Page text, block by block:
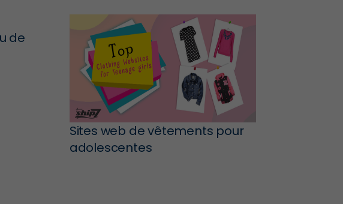
de
Sites web de vêtements pour
adolescentes